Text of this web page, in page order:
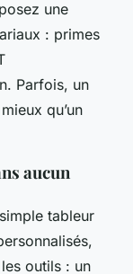
une
: primes
Parfois, un
qu’un
aucun
tableur
outils : un